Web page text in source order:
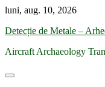
Skip
content
luni, aug. 10, 2026
Detecție de Metale –
Aircraft Archaeology